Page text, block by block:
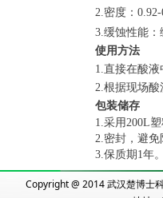
2.密度：
3.缓蚀性能：
使用方法
1.直接在酸
2.根据现场
包装储存
1.采用200L
2.密封，避
3.保质期1年
Copyright @ 2014 武汉楚博士